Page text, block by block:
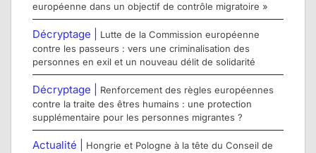
européenne dans un objectif de contrôle migratoire »
Décryptage |
Lutte de la Commission européenne
contre les passeurs : vers une criminalisation des
personnes en exil et un nouveau délit de solidarité
Décryptage |
Renforcement des règles européennes
contre la traite des êtres humains : une protection
supplémentaire pour les personnes migrantes ?
Actualité |
Hongrie et Pologne à la tête du Conseil de